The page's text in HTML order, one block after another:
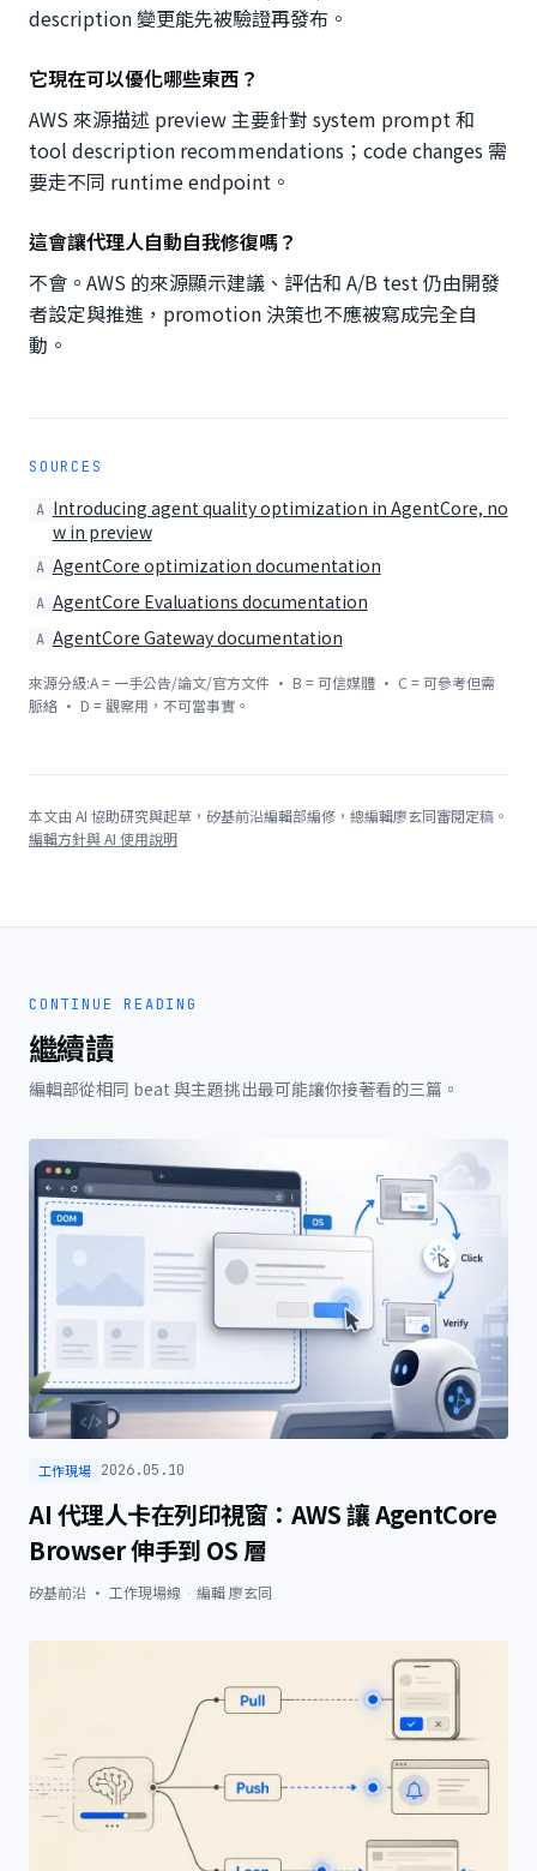
description 變更能先被驗證再發布。
它現在可以優化哪些東西？
AWS 來源描述 preview 主要針對 system prompt 和
tool description recommendations；code changes 需
要走不同 runtime endpoint。
這會讓代理人自動自我修復嗎？
不會。AWS 的來源顯示建議、評估和 A/B test 仍由開發
者設定與推進，promotion 決策也不應被寫成完全自
動。
SOURCES
A Introducing agent quality optimization in AgentCore, no
w in preview
A AgentCore optimization documentation
A AgentCore Evaluations documentation
A AgentCore Gateway documentation
來源分級:A = 一手公告/論文/官方文件 · B = 可信媒體 · C = 可參考但需
脈絡 · D = 觀察用，不可當事實。
本文由 AI 協助研究與起草，矽基前沿編輯部編修，總編輯廖玄同審閱定稿。
編輯方針與 AI 使用說明
CONTINUE READING
繼續讀
編輯部從相同 beat 與主題挑出最可能讓你接著看的三篇。
工作現場 2026.05.10
AI 代理人卡在列印視窗：AWS 讓 AgentCore
Browser 伸手到 OS 層
矽基前沿 · 工作現場線 編輯廖玄同